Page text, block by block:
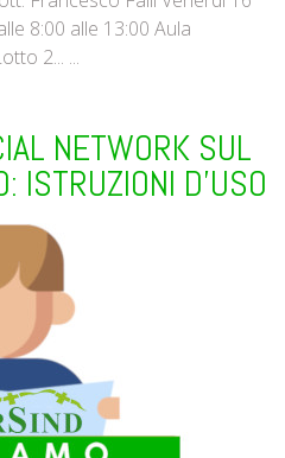
8:00 alle 13:00 Aula
2... ...
NETWORK SUL
ISTRUZIONI D’USO